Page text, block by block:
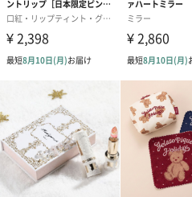
のしカード
商品の形質上、のしを直接添付で
同梱します。
※カードのデザインは一部変更す